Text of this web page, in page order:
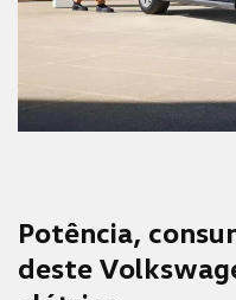
Potência,
deste